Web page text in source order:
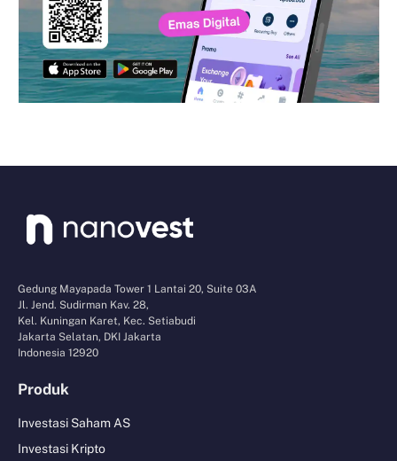
Gedung Mayapada Tower 1 Lantai 20, Suite 03A
Jl. Jend. Sudirman Kav. 28,
Kel. Kuningan Karet, Kec. Setiabudi
Jakarta Selatan, DKI Jakarta
Indonesia 12920
Produk
Investasi Saham AS
Investasi Kripto